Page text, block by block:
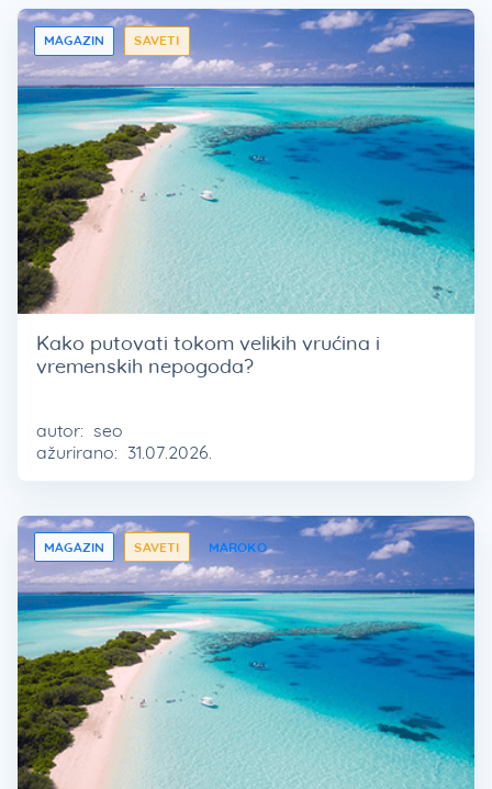
MAGAZIN SAVETI
Kako putovati tokom velikih vrućina i
vremenskih nepogoda?
autor: seo
ažurirano: 31.07.2026.
MAGAZIN SAVETI MAROKO